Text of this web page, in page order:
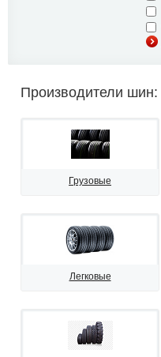
Производители шин:
Грузовые
Легковые